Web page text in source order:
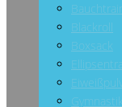
Blackroll
Boxsack